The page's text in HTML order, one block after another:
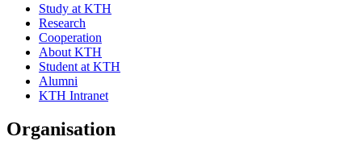
Study at KTH
Research
Cooperation
About KTH
Student at KTH
Alumni
KTH Intranet
Organisation